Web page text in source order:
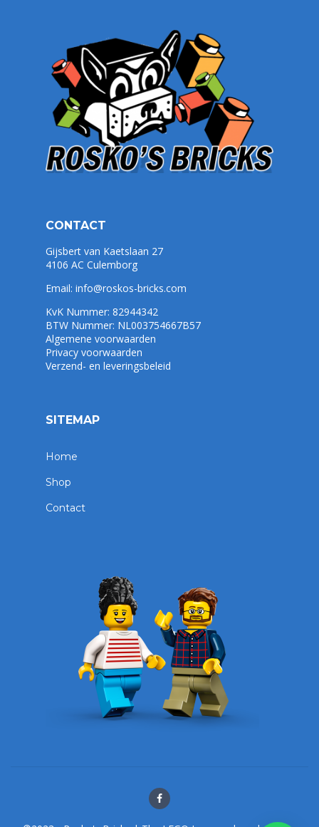
CONTACT
Gijsbert van Kaetslaan 27
4106 AC Culemborg
Email: info@roskos-bricks.com
KvK Nummer: 82944342
BTW Nummer: NL003754667B57
Algemene voorwaarden
Privacy voorwaarden
Verzend- en leveringsbeleid
SITEMAP
Home
Shop
Contact